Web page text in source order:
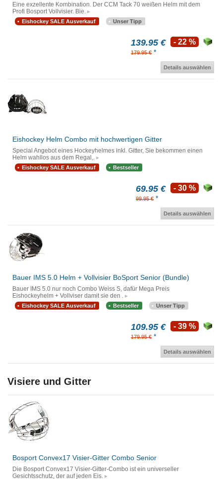
Eine exzellente Kombination. Der CCM Tack 70 weißen Helm mit dem
Profi Bosport Vollvisier. Bie.
Eishockey SALE Ausverkauf Unser Tipp
139.95 €
179.95 € *
- 22 %
Details auswählen
Eishockey Helm Combo mit hochwertigen Gitter
Special Angebot eines Hockeyhelmes inkl. Gitter, Sie bekommen einen
Helm wahllos aus dem Regal,.
Eishockey SALE Ausverkauf Bestseller
69.95 €
99.95 € *
- 30 %
Details auswählen
Bauer IMS 5.0 Helm + Vollvisier BoSport Senior (Bundle)
Bauer IMS 5.0 nur noch Combo Weiss S, dafür Mega Preis
Eishockeyhelm + Vollviser damit sie den .
Eishockey SALE Ausverkauf Bestseller Unser Tipp
109.95 €
179.95 € *
- 39 %
Details auswählen
Visiere und Gitter
Bosport Convex17 Visier-Gitter Combo Senior
Die Bosport Convex17 Visier-Gitter-Combo ist ein universeller
Gesichtsschutz, der auf jeden Eis.